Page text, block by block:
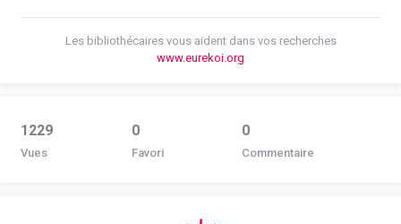
Les bibliothécaires vous aident dans vos recherches
www.eurekoi.org
1229
Vues
0
Favori
0
Commentaire